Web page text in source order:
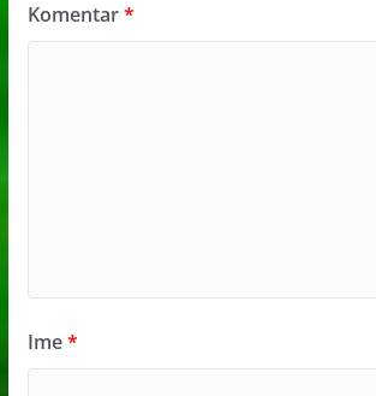
Komentar*
Ime*